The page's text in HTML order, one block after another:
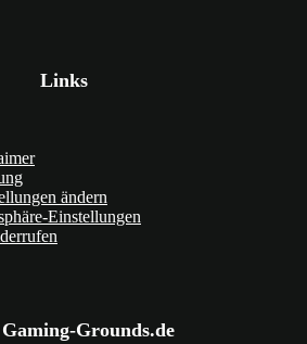
Links
ändern
Einstellungen
Grounds.de